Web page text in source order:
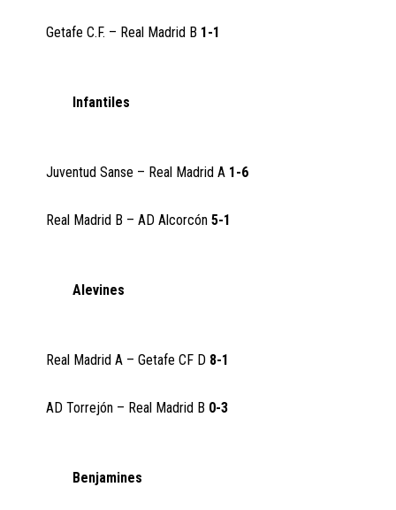
Getafe C.F. – Real Madrid B 1-1
Infantiles
Juventud Sanse – Real Madrid A 1-6
Real Madrid B – AD Alcorcón5-1
Alevines
Real Madrid A – Getafe CF D 8-1
AD Torrejón – Real Madrid B 0-3
Benjamines